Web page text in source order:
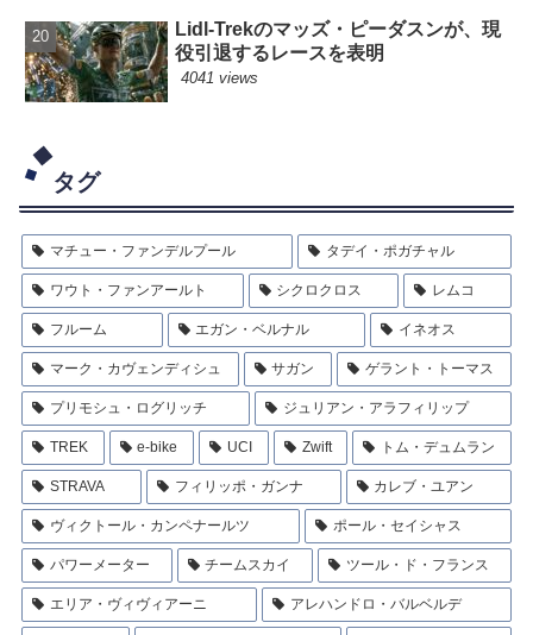
Lidl-Trekのマッズ・ピーダスンが、現
役引退するレースを表明
4041 views
タグ
マチュー・ファンデルプール タデイ・ポガチャル
ワウト・ファンアールト シクロクロス レムコ
フルーム エガン・ベルナル イネオス
マーク・カヴェンディシュ サガン ゲラント・トーマス
プリモシュ・ログリッチ ジュリアン・アラフィリップ
TREK e-bike UCI Zwift トム・デュムラン
STRAVA フィリッポ・ガンナ カレブ・ユアン
ヴィクトール・カンペナールツ ポール・セイシャス
パワーメーター チームスカイ ツール・ド・フランス
エリア・ヴィヴィアーニ アレハンドロ・バルベルデ